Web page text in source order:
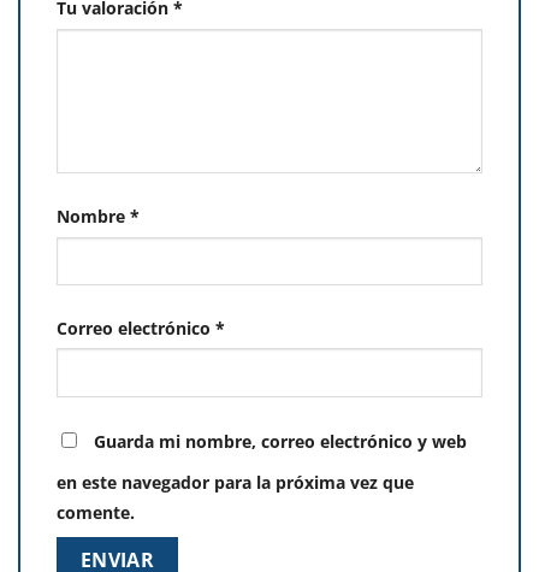
Tu valoración *
Nombre *
Correo electrónico *
Guarda mi nombre, correo electrónico y web
en este navegador para la próxima vez que
comente.